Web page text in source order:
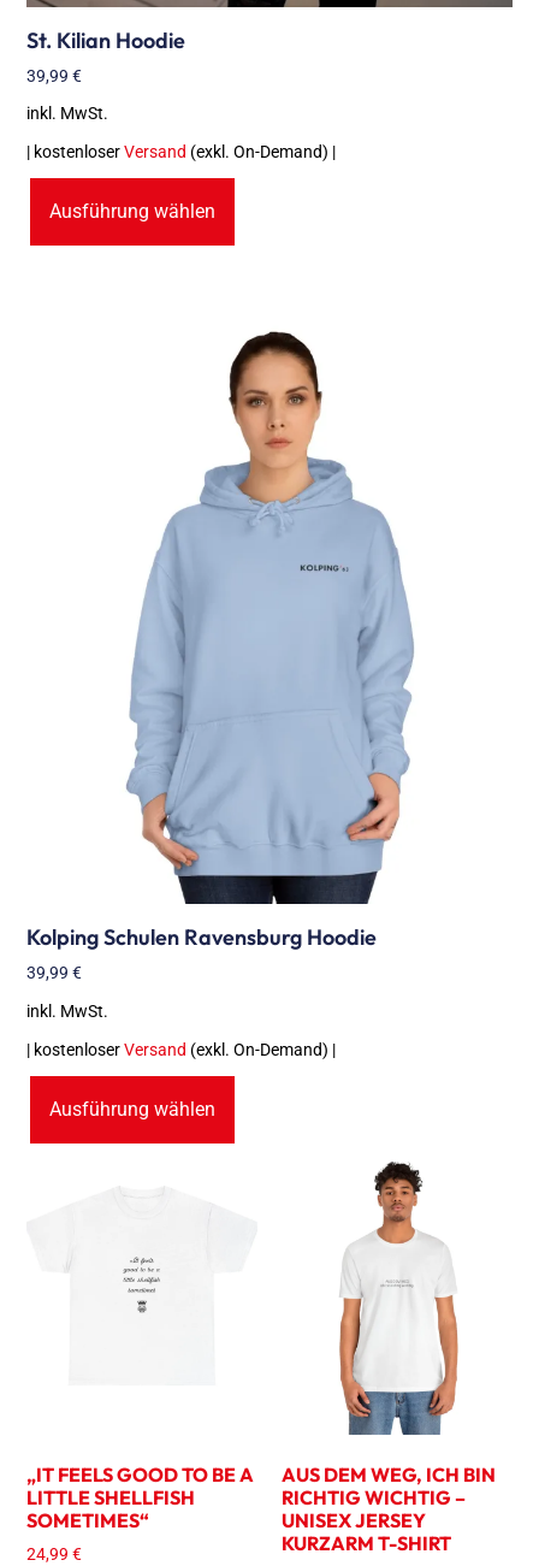
St. Kilian Hoodie
39,99€
inkl. MwSt.
| kostenloserVersand (exkl. On-Demand) |
Ausführung wählen
Kolping Schulen Ravensburg Hoodie
39,99€
inkl. MwSt.
| kostenloserVersand (exkl. On-Demand) |
Ausführung wählen
„IT FEELS GOOD TO BE A
LITTLE SHELLFISH
SOMETIMES“
24,99€
AUS DEM WEG, ICH BIN
RICHTIG WICHTIG –
UNISEX JERSEY
KURZARM T-SHIRT